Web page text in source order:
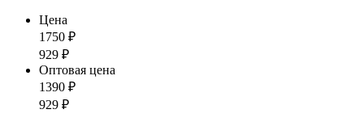
Цена
1750 ₽
929 ₽
Оптовая цена
1390 ₽
929 ₽